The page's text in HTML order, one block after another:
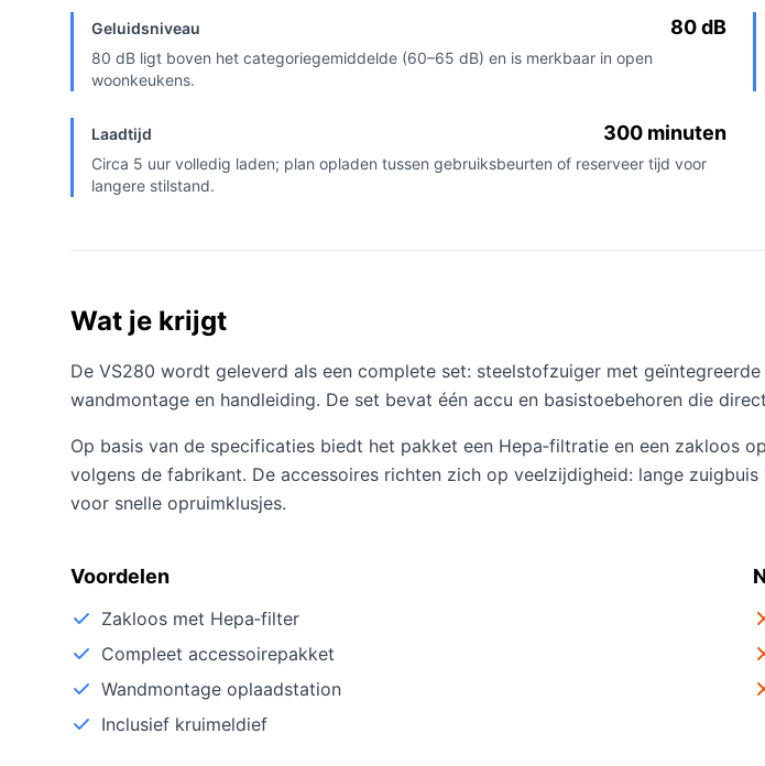
Geluidsniveau 80 dB
80 dB ligt boven het categoriegemiddelde (60–65 dB) en is merkbaar in open
woonkeukens.
Laadtijd 300 minuten
Circa 5 uur volledig laden; plan opladen tussen gebruiksbeurten of reserveer tijd voor
langere stilstand.
Wat je krijgt
De VS280 wordt geleverd als een complete set: steelstofzuiger met
wandmontage en handleiding. De set bevat één accu en basistoebehoren die
Op basis van de specificaties biedt het pakket een Hepa‑filtratie en een zakloos
volgens de fabrikant. De accessoires richten zich op veelzijdigheid: lange
voor snelle opruimklusjes.
Voordelen
Zakloos met Hepa‑filter
Compleet accessoirepakket
Wandmontage oplaadstation
Inclusief kruimeldief